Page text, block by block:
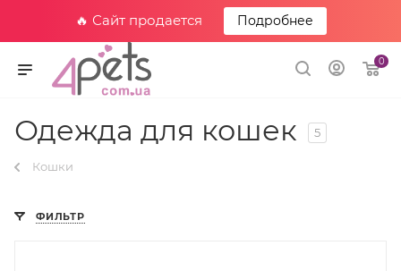
🔥 Сайт продается Подробнее
0
Одежда для кошек 5
Кошки
ФИЛЬТР